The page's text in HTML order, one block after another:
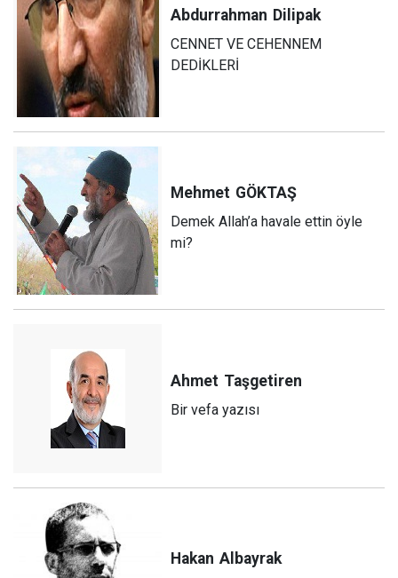
Abdurrahman Dilipak
CENNET VE CEHENNEM
DEDİKLERİ
Mehmet GÖKTAŞ
Demek Allah’a havale ettin öyle
mi?
Ahmet Taşgetiren
Bir vefa yazısı
Hakan Albayrak